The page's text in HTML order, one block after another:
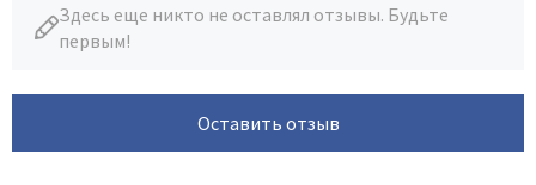
Здесь еще никто не оставлял отзывы. Будьте
первым!
Оставить отзыв